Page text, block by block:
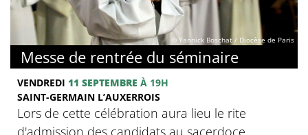
© Yannick Boschat / Diocèse de Paris
Messe de rentrée du séminaire
VENDREDI 11 SEPTEMBRE À 19H
SAINT-GERMAIN L’AUXERROIS
Lors de cette célébration aura lieu le rite
d'admission des candidats au sacerdoce.